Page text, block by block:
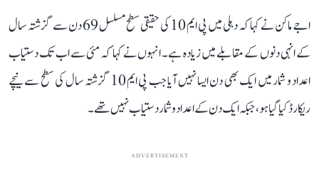
اجے ماکن نے کہا کہ دہلی میں پی ایم 10 کی حقیقی سطح مسلسل 69 دن سے گزشتہ سال
کے انہی دنوں کے مقابلے میں زیادہ ہے۔ انہوں نے کہا کہ مئی سے اب تک دستیاب
اعداد و شمار میں ایک بھی دن ایسا نہیں آیا جب پی ایم 10 گزشتہ سال کی سطح سے نیچے
ریکارڈ کیا گیا ہو، جبکہ ایک دن کے اعداد و شمار دستیاب نہیں تھے۔
ADVERTISEMENT